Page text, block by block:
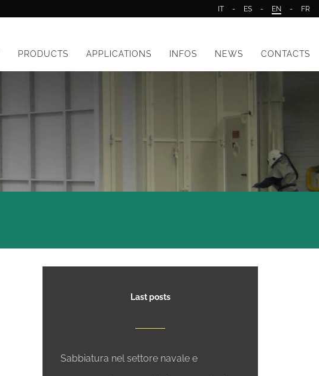
IT - ES - EN - FR
PRODUCTS APPLICATIONS INFOS NEWS CONTACTS
Last posts
Sabbiatura nel settore navale e